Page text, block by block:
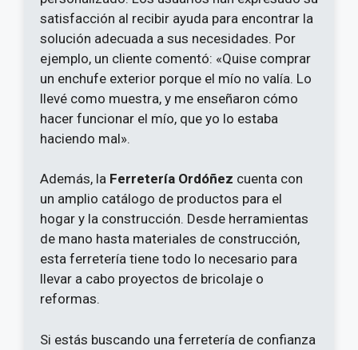
satisfacción al recibir ayuda para encontrar la
solución adecuada a sus necesidades. Por
ejemplo, un cliente comentó: «Quise comprar
un enchufe exterior porque el mío no valía. Lo
llevé como muestra, y me enseñaron cómo
hacer funcionar el mío, que yo lo estaba
haciendo mal».
Además, la Ferretería Ordóñez cuenta con
un amplio catálogo de productos para el
hogar y la construcción. Desde herramientas
de mano hasta materiales de construcción,
esta ferretería tiene todo lo necesario para
llevar a cabo proyectos de bricolaje o
reformas.
Si estás buscando una ferretería de confianza